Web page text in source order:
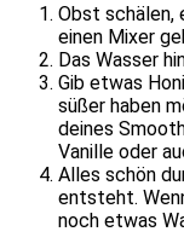
Obst schälen,
einen Mixer
Das Wasser
Gib etwas
süßer haben
deines
Vanille oder
Alles schön
entsteht.
noch etwas